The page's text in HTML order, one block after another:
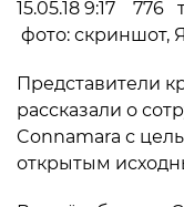
15.05.18 9:17 776
фото: скриншот,
Представители
рассказали о
Connamara с
открытым